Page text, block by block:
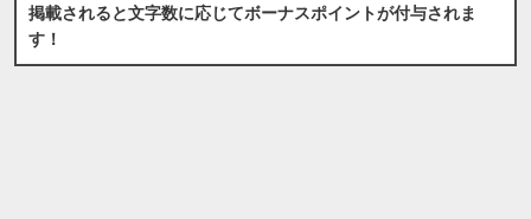
掲載されると文字数に応じてボーナスポイントが付与されま
す！